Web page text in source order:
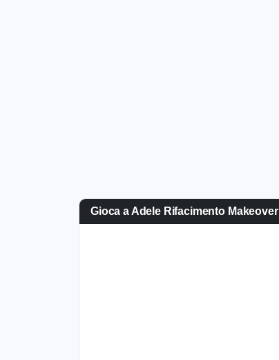
Gioca a Adele Rifacimento Makeover